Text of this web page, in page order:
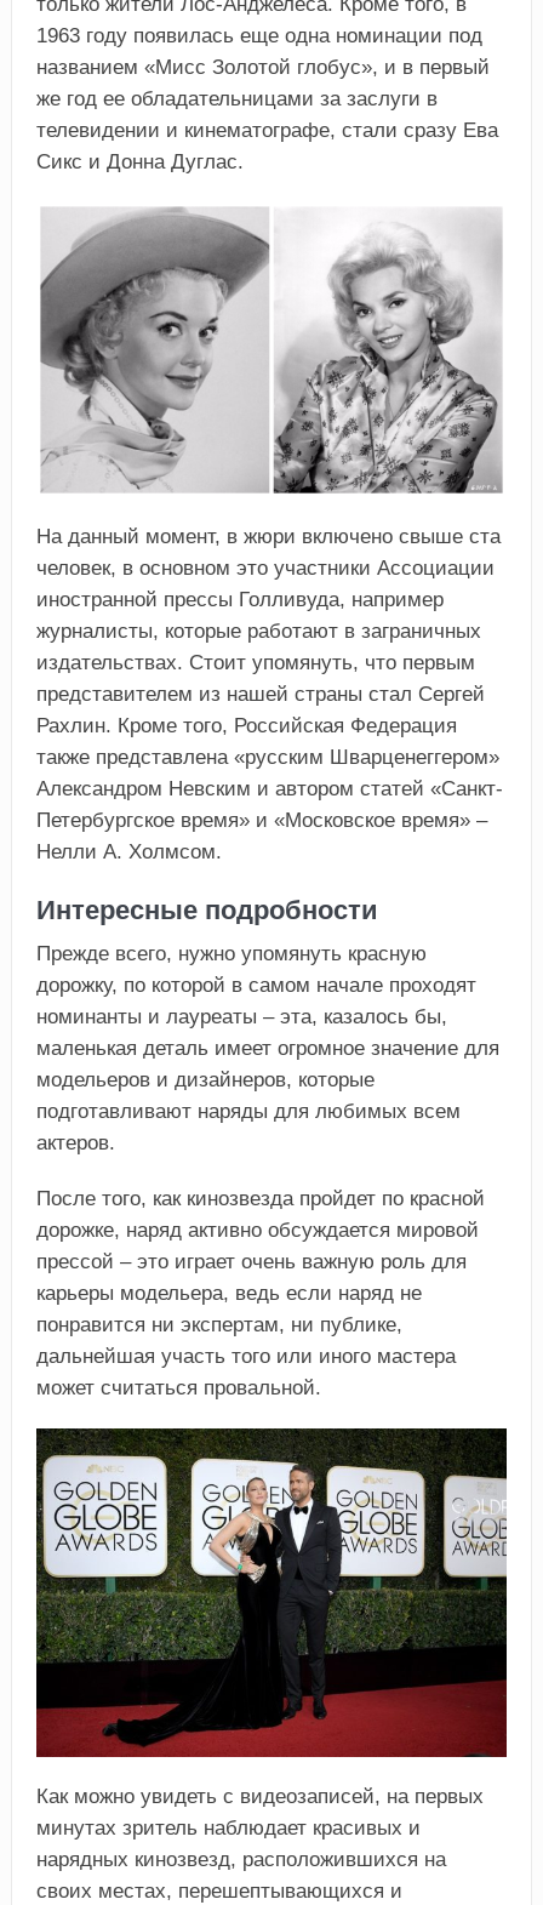
1963 году появилась еще одна номинации под
названием «Мисс Золотой глобус», и в первый
же год ее обладательницами за заслуги в
телевидении и кинематографе, стали сразу Ева
Сикс и Донна Дуглас.
На данный момент, в жюри включено свыше ста
человек, в основном это участники Ассоциации
иностранной прессы Голливуда, например
журналисты, которые работают в заграничных
издательствах. Стоит упомянуть, что первым
представителем из нашей страны стал Сергей
Рахлин. Кроме того, Российская Федерация
также представлена «русским Шварценеггером»
Александром Невским и автором статей «Санкт-
Петербургское время» и «Московское время» –
Нелли А. Холмсом.
Интересные подробности
Прежде всего, нужно упомянуть красную
дорожку, по которой в самом начале проходят
номинанты и лауреаты – эта, казалось бы,
маленькая деталь имеет огромное значение для
модельеров и дизайнеров, которые
подготавливают наряды для любимых всем
актеров.
После того, как кинозвезда пройдет по красной
дорожке, наряд активно обсуждается мировой
прессой – это играет очень важную роль для
карьеры модельера, ведь если наряд не
понравится ни экспертам, ни публике,
дальнейшая участь того или иного мастера
может считаться провальной.
Как можно увидеть с видеозаписей, на первых
минутах зритель наблюдает красивых и
нарядных кинозвезд, расположившихся на
своих местах, перешептывающихся и